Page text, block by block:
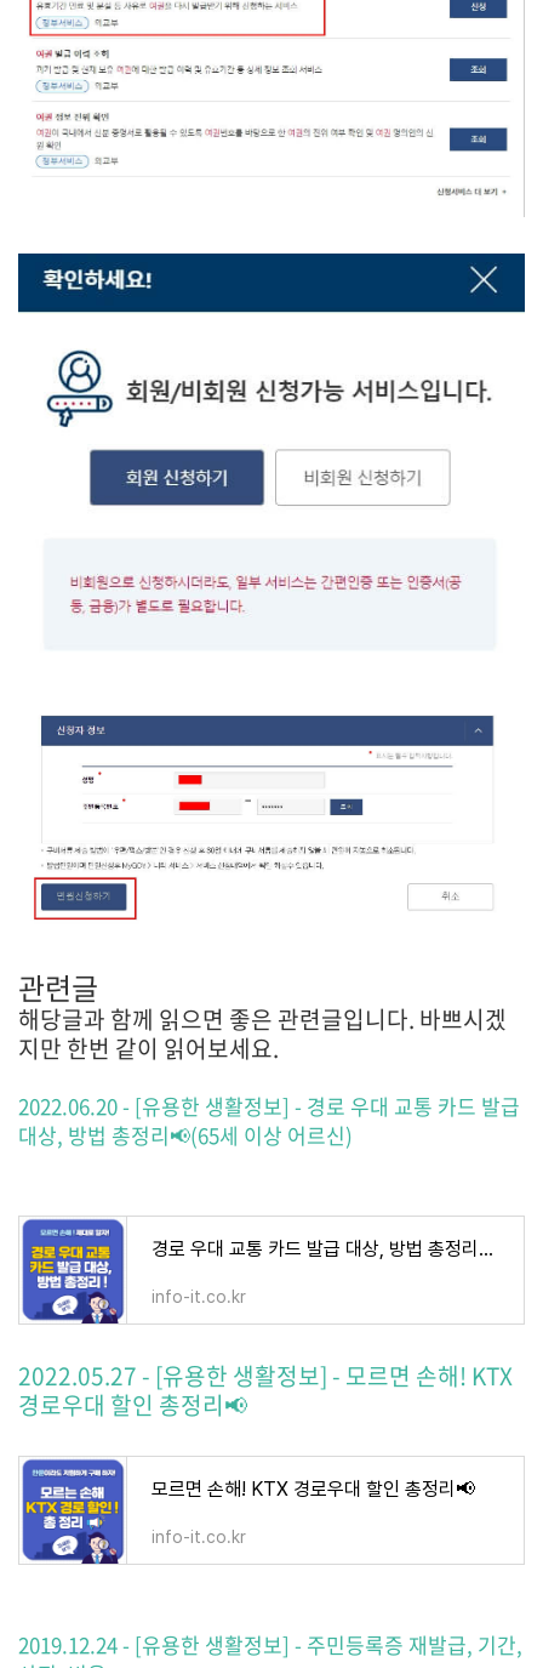
관련글
해당글과 함께 읽으면 좋은 관련글입니다. 바쁘시겠
지만 한번 같이 읽어보세요.
2022.06.20 - [유용한 생활정보] - 경로 우대 교통 카드 발급
대상, 방법 총정리📢(65세 이상 어르신)
경로 우대 교통 카드 발급 대상, 방법 총정리📢(65세 이상 어르신)
info-it.co.kr
2022.05.27 - [유용한 생활정보] - 모르면 손해! KTX
경로우대 할인 총정리📢
모르면 손해! KTX 경로우대 할인 총정리📢
info-it.co.kr
2019.12.24 - [유용한 생활정보] - 주민등록증 재발급, 기간,